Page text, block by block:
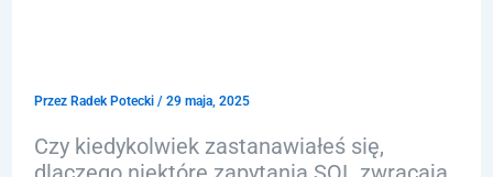
Przez Radek Potecki / 29 maja, 2025
Czy kiedykolwiek zastanawiałeś się,